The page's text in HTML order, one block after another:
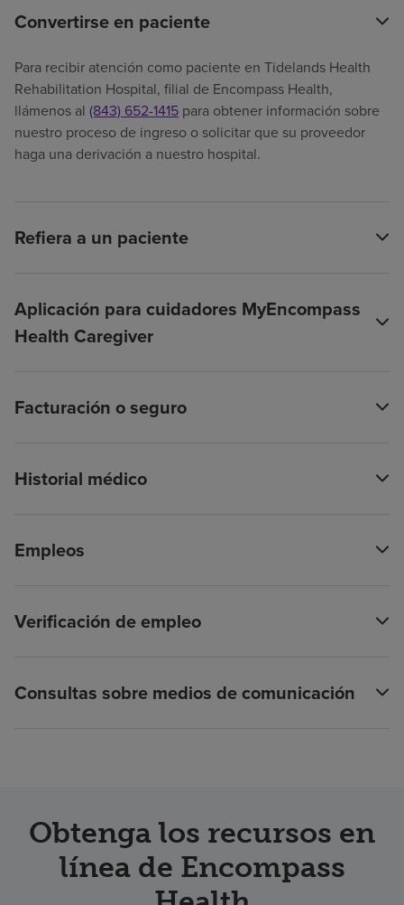
Convertirse en paciente
Para recibir atención como paciente en Tidelands Health
Rehabilitation Hospital, filial de Encompass Health,
llámenos al (843) 652-1415 para obtener información sobre
nuestro proceso de ingreso o solicitar que su proveedor
haga una derivación a nuestro hospital.
Refiera a un paciente
Aplicación para cuidadores MyEncompass
Health Caregiver
Facturación o seguro
Historial médico
Empleos
Verificación de empleo
Consultas sobre medios de comunicación
Obtenga los recursos en
línea de Encompass